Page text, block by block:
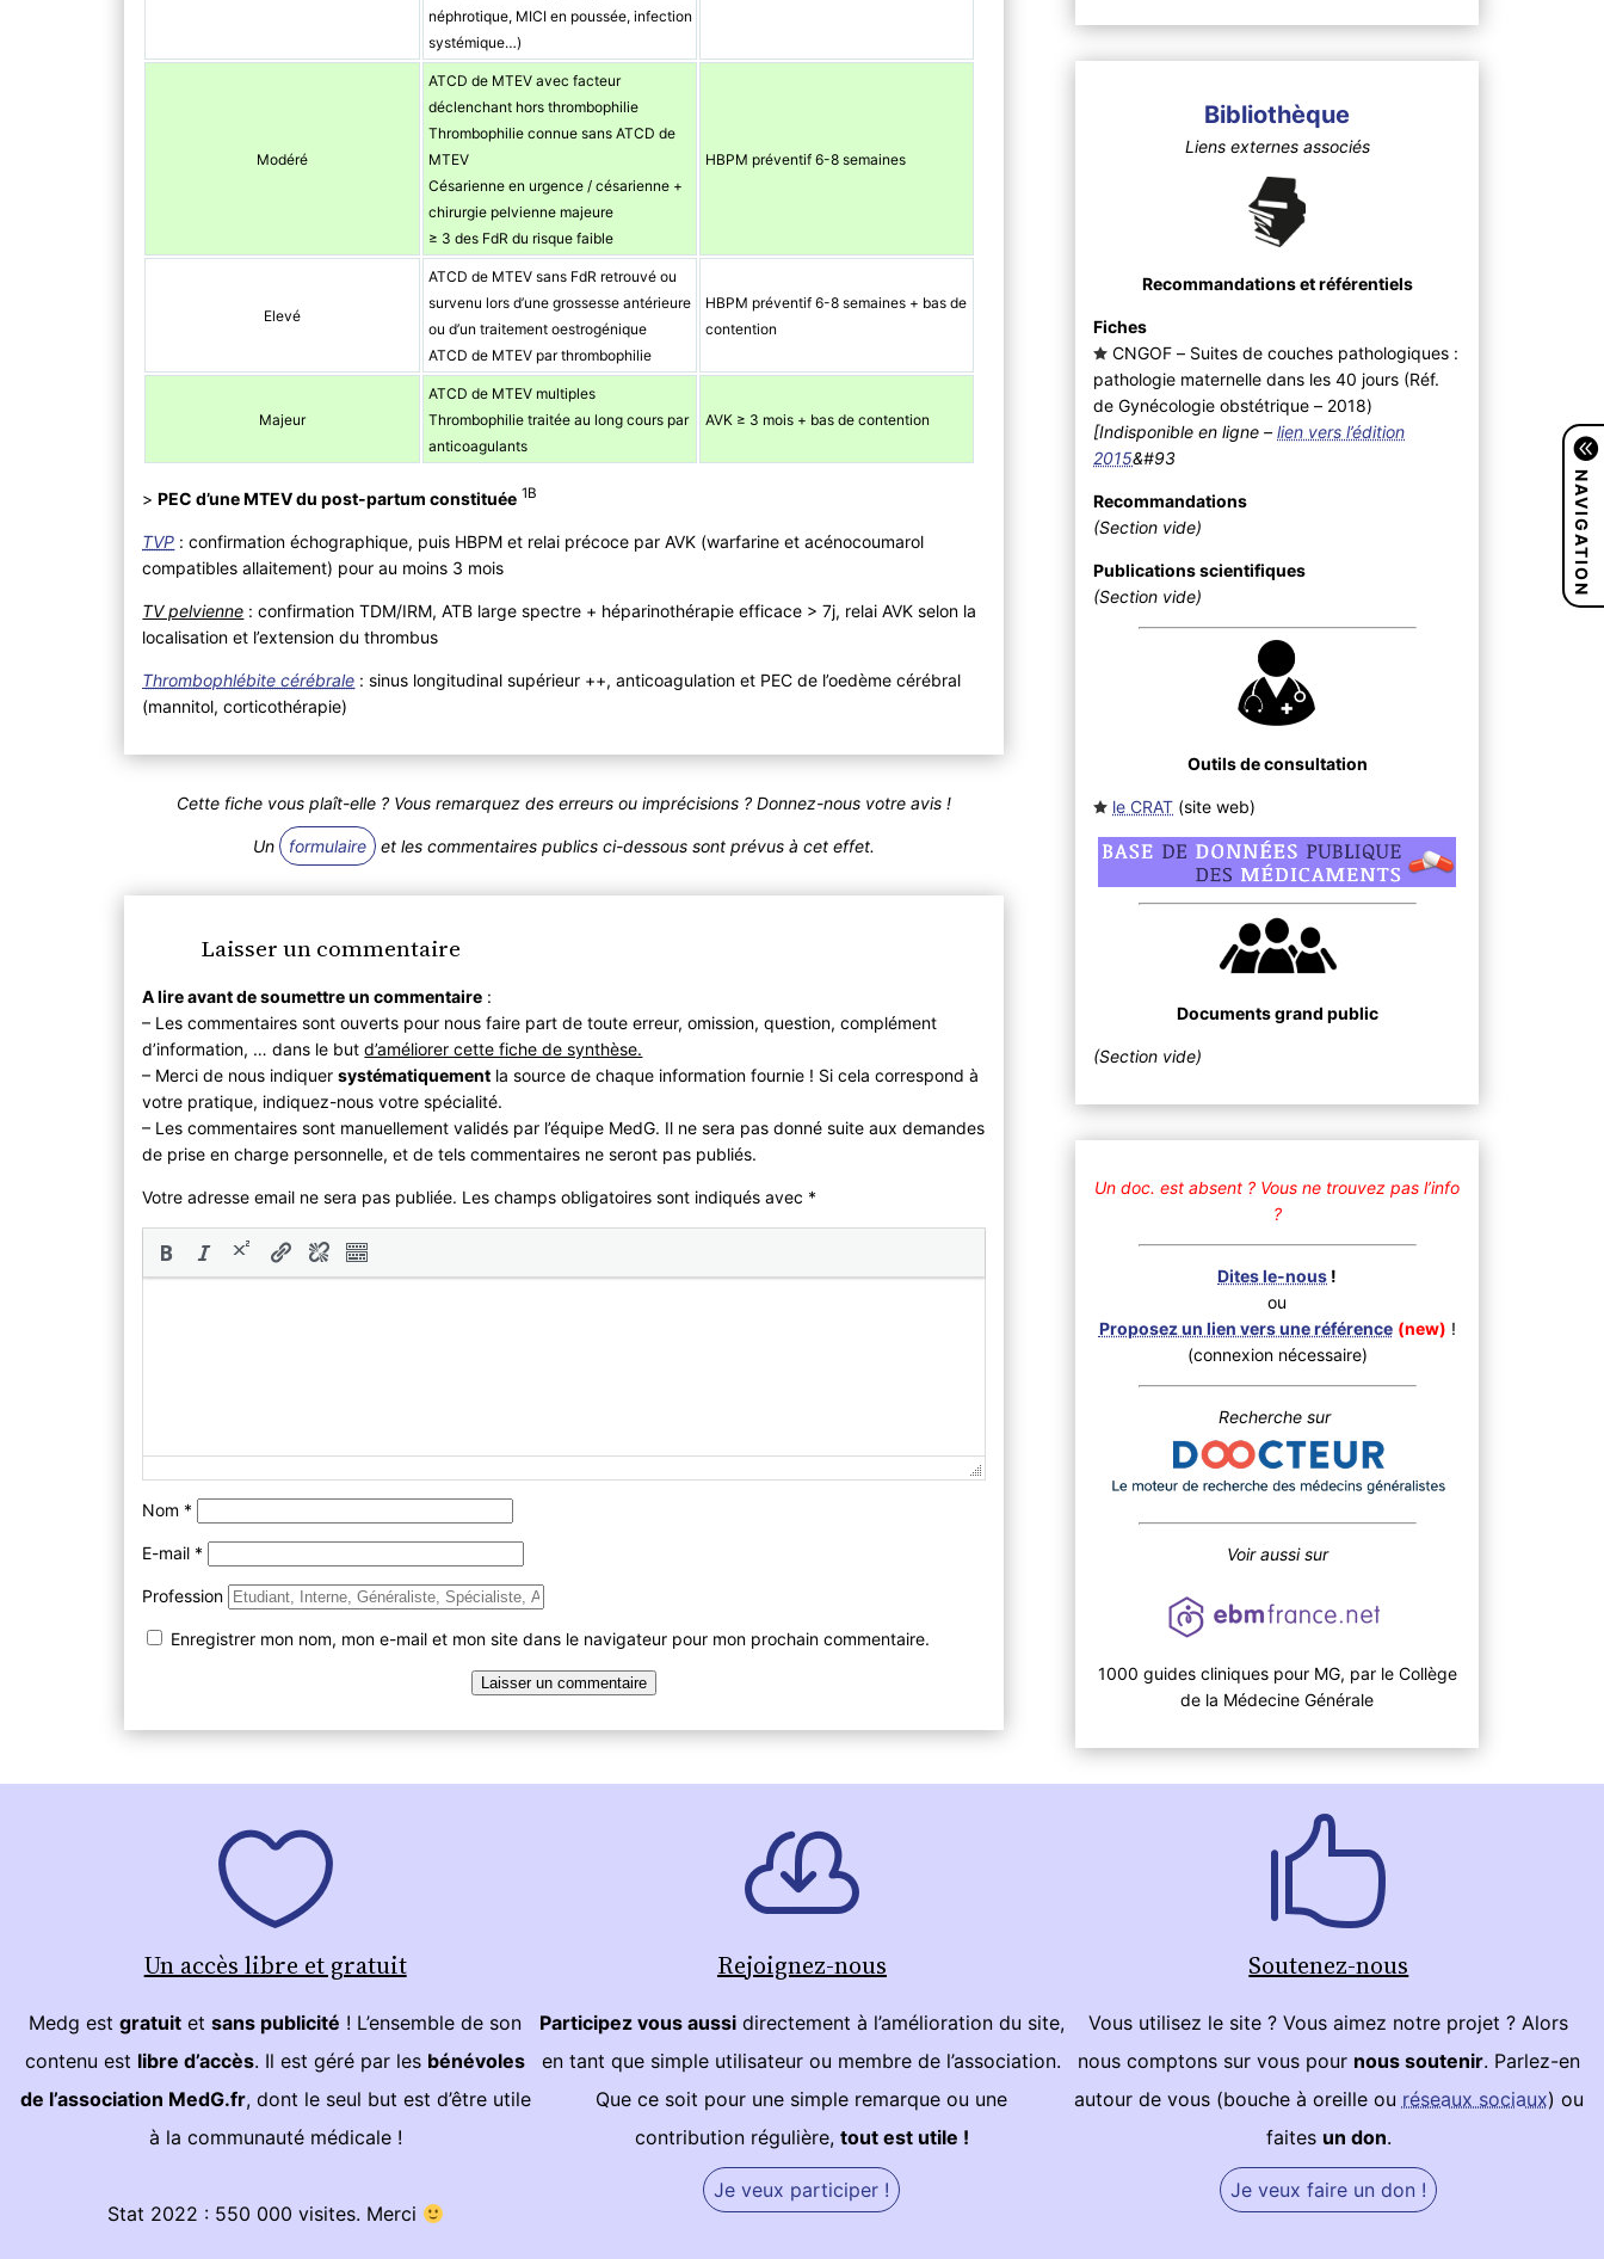
néphrotique, MICI en poussée, infection
systémique…)
Modéré
ATCD de MTEV avec facteur
déclenchant hors thrombophilie
Thrombophilie connue sans ATCD de
MTEV
Césarienne en urgence / césarienne +
chirurgie pelvienne majeure
≥ 3 des FdR du risque faible
HBPM préventif 6-8 semaines
Elevé
ATCD de MTEV sans FdR retrouvé ou
survenu lors d’une grossesse antérieure
ou d’un traitement oestrogénique
ATCD de MTEV par thrombophilie
HBPM préventif 6-8 semaines + bas de
contention
Majeur
ATCD de MTEV multiples
Thrombophilie traitée au long cours par
anticoagulants
AVK ≥ 3 mois + bas de contention
>PEC d’une MTEV du post-partum constituée 1B
TVP : confirmation échographique, puis HBPM et relai précoce par AVK (warfarine et acénocoumarol
compatibles allaitement) pour au moins 3 mois
TV pelvienne : confirmation TDM/IRM, ATB large spectre + héparinothérapie efficace > 7j, relai AVK selon la
localisation et l’extension du thrombus
Thrombophlébite cérébrale : sinus longitudinal supérieur ++, anticoagulation et PEC de l’oedème cérébral
(mannitol, corticothérapie)
Cette fiche vous plaît-elle ? Vous remarquez des erreurs ou imprécisions ? Donnez-nous votre avis !
Un formulaire et les commentaires publics ci-dessous sont prévus à cet effet.
Laisser un commentaire
A lire avant de soumettre un commentaire :
– Les commentaires sont ouverts pour nous faire part de toute erreur, omission, question, complément
d’information, … dans le butd’améliorer cette fiche de synthèse.
– Merci de nous indiquersystématiquement la source de chaque information fournie ! Si cela correspond à
votre pratique, indiquez-nous votre spécialité.
– Les commentaires sont manuellement validés par l’équipe MedG. Il ne sera pas donné suite aux demandes
de prise en charge personnelle, et de tels commentaires ne seront pas publiés.
Votre adresse email ne sera pas publiée. Les champs obligatoires sont indiqués avec *
Nom *
E-mail *
Profession
Enregistrer mon nom, mon e-mail et mon site dans le navigateur pour mon prochain commentaire.
Bibliothèque
Liens externes associés
Recommandations et référentiels
Fiches
CNGOF – Suites de couches pathologiques :
pathologie maternelle dans les 40 jours (Réf.
de Gynécologie obstétrique – 2018)
[Indisponible en ligne –lien vers l’édition
2015&#93
Recommandations
(Section vide)
Publications scientifiques
(Section vide)
Outils de consultation
le CRAT (site web)
Documents grand public
(Section vide)
Un doc. est absent ? Vous ne trouvez pas l’info
?
Dites le-nous !
ou
Proposez un lien vers une référence (new) !
(connexion nécessaire)
Recherche sur
Voir aussi sur
1000 guides cliniques pour MG, par le Collège
de la Médecine Générale
NAVIGATION
Un accès libre et gratuit
Medg estgratuit etsans publicité ! L’ensemble de son
contenu est libre d’accès. Il est géré par les bénévoles
de l’association MedG.fr, dont le seul but est d’être utile
à la communauté médicale !
Stat 2022 : 550 000 visites. Merci
Rejoignez-nous
Participez vous aussidirectement à l’amélioration du site,
en tant que simple utilisateur ou membre de l’association.
Que ce soit pour une simple remarque ou une
contribution régulière, tout est utile !
Je veux participer !
Soutenez-nous
Vous utilisez le site ? Vous aimez notre projet ? Alors
nous comptons sur vous pour nous soutenir. Parlez-en
autour de vous (bouche à oreille ou réseaux sociaux) ou
faites un don.
Je veux faire un don !